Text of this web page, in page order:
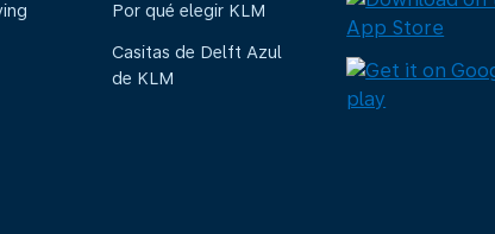
Por qué elegir KLM
Casitas de Delft Azul
de KLM